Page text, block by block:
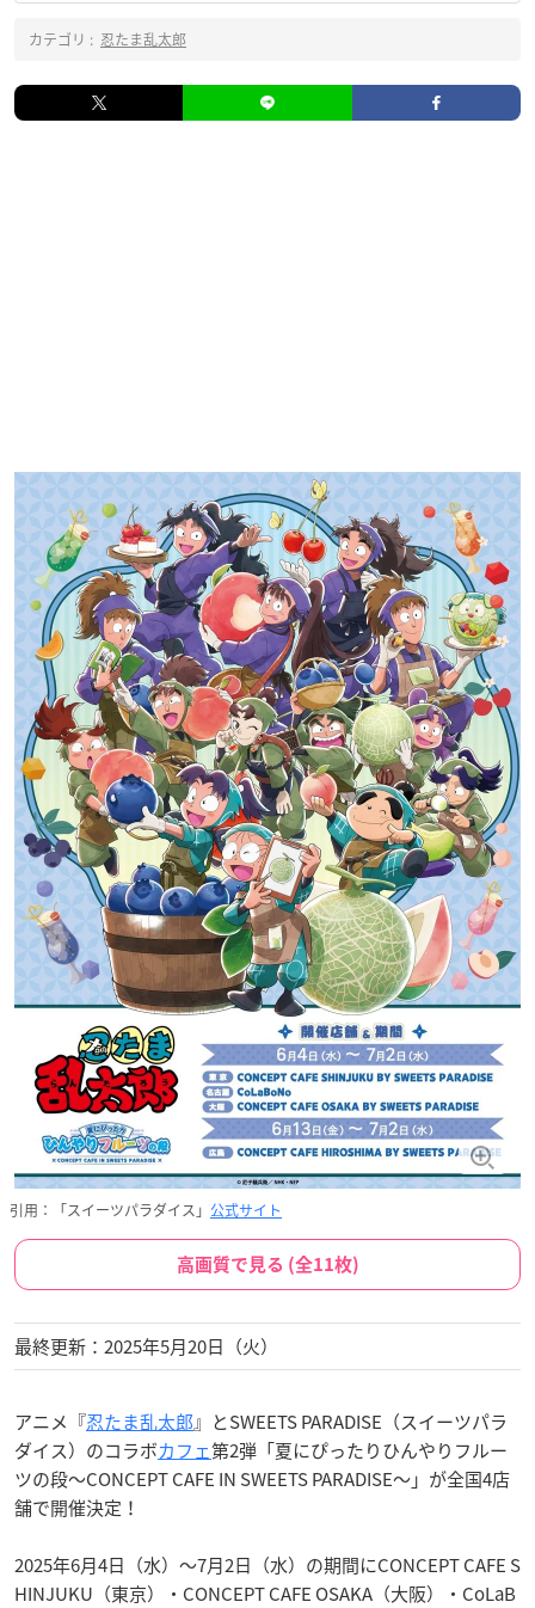
カテゴリ : 忍たま乱太郎
引用：「スイーツパラダイス」 公式サイト
高画質で見る (全11枚)
最終更新：2025年5月20日（火）
アニメ『忍たま乱太郎』とSWEETS PARADISE（スイーツパラ
ダイス）のコラボカフェ第2弾「夏にぴったりひんやりフルー
ツの段～CONCEPT CAFE IN SWEETS PARADISE～」が全国4店
舗で開催決定！
2025年6月4日（水）〜7月2日（水）の期間にCONCEPT CAFE S
HINJUKU（東京）・CONCEPT CAFE OSAKA（大阪）・CoLaB